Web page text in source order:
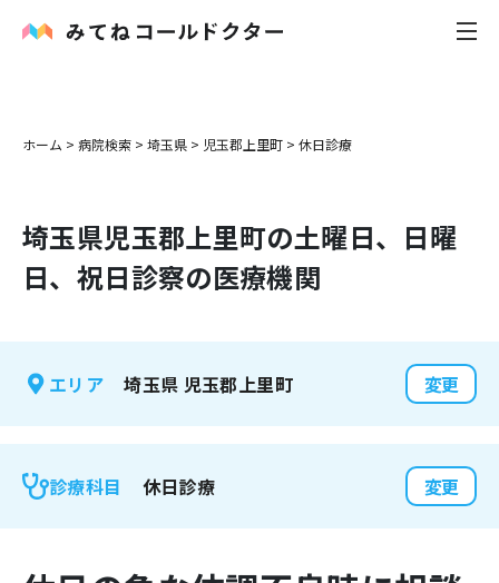
内科
花粉症
お知らせ
ホーム > 病院検索 > 埼玉県 > 児玉郡上里町 > 休日診療
埼玉県児玉郡上里町の土曜日、日曜
日、祝日診察の医療機関
エリア 埼玉県 児玉郡上里町 変更
診療科目 休日診療 変更